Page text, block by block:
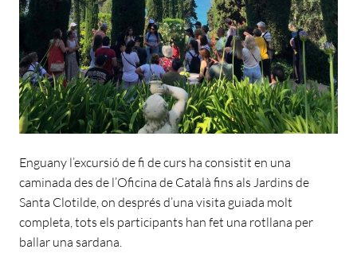
Enguany l’excursió de fi de curs ha consistit en una
caminada des de l’Oficina de Català fins als Jardins de
Santa Clotilde, on després d’una visita guiada molt
completa, tots els participants han fet una rotllana per
ballar una sardana.